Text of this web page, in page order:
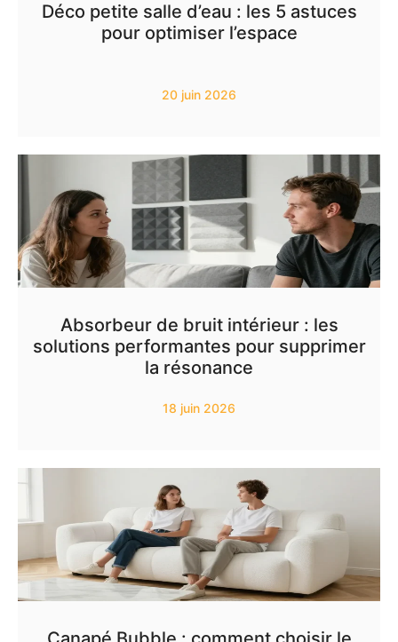
Déco petite salle d’eau : les 5 astuces
pour optimiser l’espace
20 juin 2026
Absorbeur de bruit intérieur : les
solutions performantes pour supprimer
la résonance
18 juin 2026